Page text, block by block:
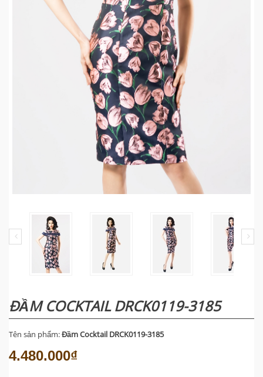
ĐẦM COCKTAIL DRCK0119-3185
Tên sản phẩm:Đầm Cocktail DRCK0119-3185
4.480.000₫